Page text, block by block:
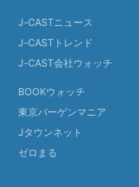
J-CASTニュース
J-CASTトレンド
J-CAST会社ウォッチ
BOOKウォッチ
東京バーゲンマニア
Jタウンネット
ゼロまる